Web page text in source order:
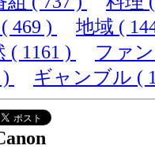
469 )
地域 (
( 1161 )
ファ
ギャンブル (